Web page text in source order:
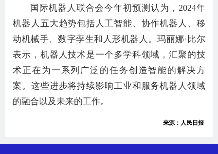
国际机器人联合会今年初预测认为，2024年
机器人五大趋势包括人工智能、协作机器人、移
动机械手、数字孪生和人形机器人。玛丽娜·比尔
表示，机器人技术是一个多学科领域，汇聚的技
术正在为一系列广泛的任务创造智能的解决方
案。这些进步将持续影响工业和服务机器人领域
的融合以及未来的工作。
来源：人民日报